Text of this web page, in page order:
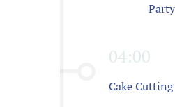
04:00
Cake Cutting